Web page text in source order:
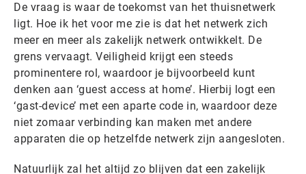
De vraag is waar de toekomst van het thuisnetwerk
ligt. Hoe ik het voor me zie is dat het netwerk zich
meer en meer als zakelijk netwerk ontwikkelt. De
grens vervaagt. Veiligheid krijgt een steeds
prominentere rol, waardoor je bijvoorbeeld kunt
denken aan ‘guest access at home’. Hierbij logt een
‘gast-device’ met een aparte code in, waardoor deze
niet zomaar verbinding kan maken met andere
apparaten die op hetzelfde netwerk zijn aangesloten.
Natuurlijk zal het altijd zo blijven dat een zakelijk